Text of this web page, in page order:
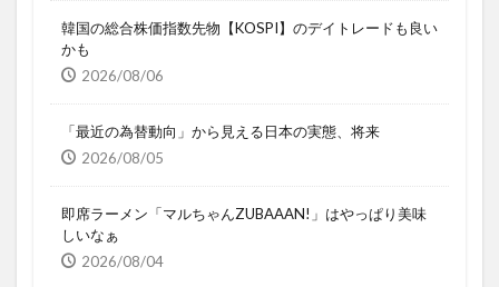
韓国の総合株価指数先物【KOSPI】のデイトレードも良い
かも
2026/08/06
「最近の為替動向」から見える日本の実態、将来
2026/08/05
即席ラーメン「マルちゃんZUBAAAN!」はやっぱり美味
しいなぁ
2026/08/04